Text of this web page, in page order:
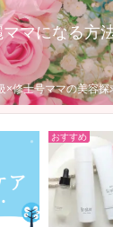
ママになる方
×修士号ママの美容探
おすすめ